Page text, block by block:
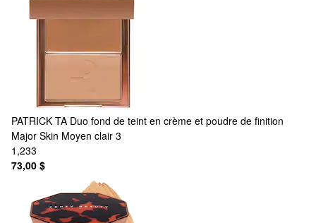
PATRICK TA Duo fond de teint en crème et poudre de finition
Major Skin Moyen clair 3
1,233
73,00 $